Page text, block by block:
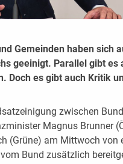
Gemeinden haben sich
geeinigt. Parallel gibt es
Doch es gibt auch Kritik
zwischen
Magnus Brunner
(Grüne) am Mittwoch von
Bund zusätzlich